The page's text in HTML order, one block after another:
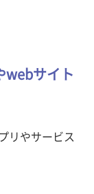
webサイト
リやサービス